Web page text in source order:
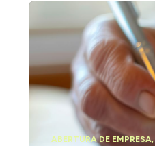
ABERTURA DE EMPRESA,